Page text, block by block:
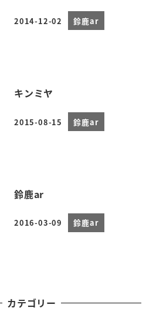
投稿日
2014-12-02 鈴鹿ar
キンミヤ
投稿日
2015-08-15 鈴鹿ar
鈴鹿ar
投稿日
2016-03-09 鈴鹿ar
カテゴリー